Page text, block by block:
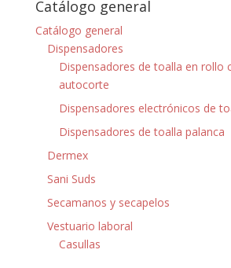
Catálogo general
Catálogo general
Dispensadores
Dispensadores de toalla en rollo
autocorte
Dispensadores electrónicos de
Dispensadores de toalla palanca
Dermex
Sani Suds
Secamanos y secapelos
Vestuario laboral
Casullas